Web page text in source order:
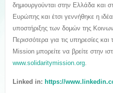
δημιουργούνται στην Ελλάδα και
Ευρώπης και έτσι γεννήθηκε η
υποστήριξης των δομών της
Περισσότερα για τις υπηρεσίες
Mission μπορείτε να βρείτε στην
www.solidaritymission.org.
Linked in: https://